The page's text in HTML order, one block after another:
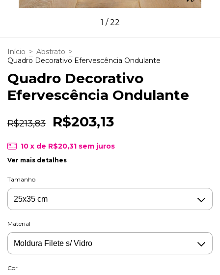
1 /22
Início > Abstrato >
Quadro Decorativo Efervescência Ondulante
Quadro Decorativo
Efervescência Ondulante
R$213,83 R$203,13
10 x de R$20,31 sem juros
Ver mais detalhes
Tamanho
Material
Cor